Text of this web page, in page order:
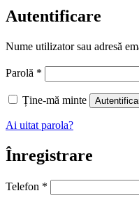
Autentificare
Nume utilizator sau adresă
Parolă *
Ține-mă minte
Ai uitat parola?
Înregistrare
Telefon *